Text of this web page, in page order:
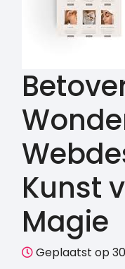
Kunst
Magie
Geplaatst op